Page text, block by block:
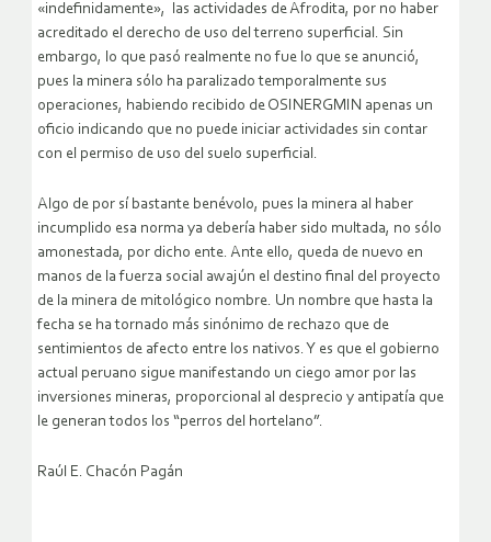
«indefinidamente», las actividades de Afrodita, por no haber
acreditado el derecho de uso del terreno superficial. Sin
embargo, lo que pasó realmente no fue lo que se anunció,
pues la minera sólo ha paralizado temporalmente sus
operaciones, habiendo recibido de OSINERGMIN apenas un
oficio indicando que no puede iniciar actividades sin contar
con el permiso de uso del suelo superficial.
Algo de por sí bastante benévolo, pues la minera al haber
incumplido esa norma ya debería haber sido multada, no sólo
amonestada, por dicho ente. Ante ello, queda de nuevo en
manos de la fuerza social awajún el destino final del proyecto
de la minera de mitológico nombre. Un nombre que hasta la
fecha se ha tornado más sinónimo de rechazo que de
sentimientos de afecto entre los nativos. Y es que el gobierno
actual peruano sigue manifestando un ciego amor por las
inversiones mineras, proporcional al desprecio y antipatía que
le generan todos los “perros del hortelano”.
Raúl E. Chacón Pagán